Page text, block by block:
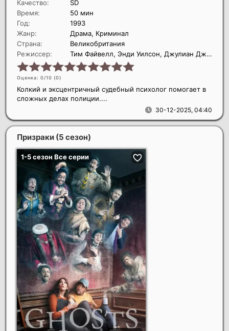
Качество:
SD
Время:
50 мин
Год:
1993
Жанр:
Драма, Криминал
Страна:
Великобритания
Режиссер:
Тим Файвелл, Энди Уилсон, Джулиан Джаррольд
Оценка: 0/10 (0)
30-12-2025, 04:40
Колкий и эксцентричный судебный психолог помогает в
сложных делах полиции....
Призраки (5 сезон)